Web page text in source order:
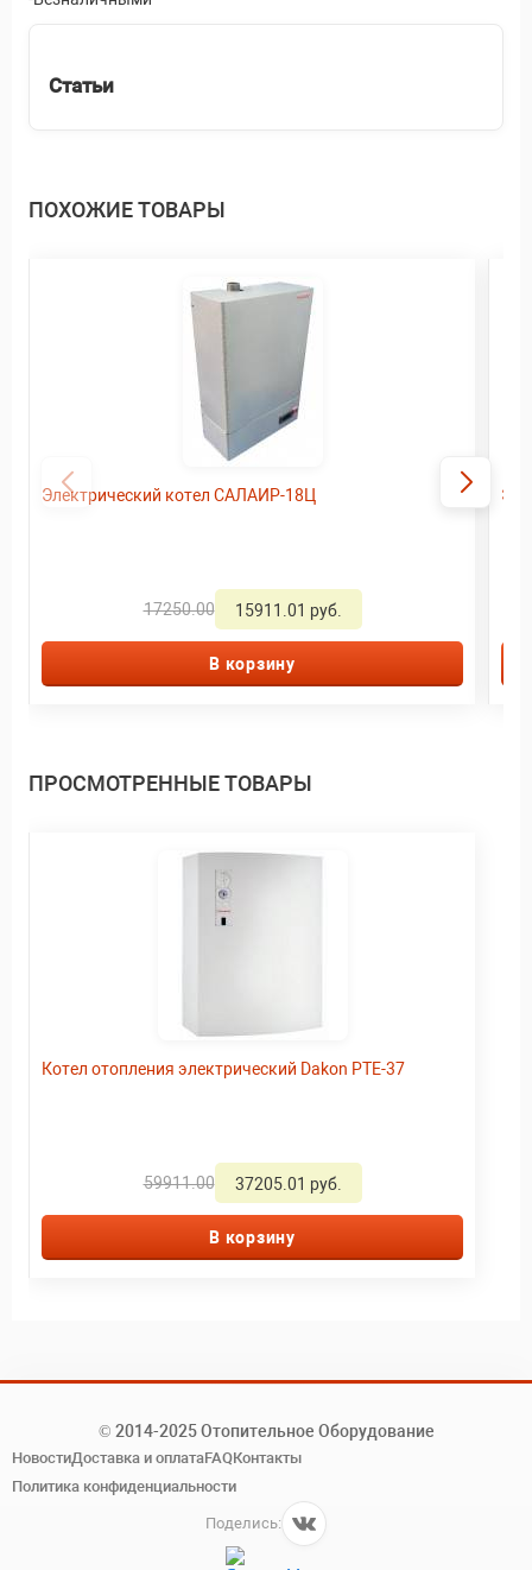
Статьи
ПОХОЖИЕ ТОВАРЫ
Электрический котел САЛАИР-18Ц
17250.00 15911.01 руб.
В корзину
ПРОСМОТРЕННЫЕ ТОВАРЫ
Котел отопления электрический Dakon PTE-37
59911.00 37205.01 руб.
В корзину
© 2014-2025 Отопительное Оборудование
НовостиДоставка и оплатаFAQКонтакты
Политика конфиденциальности
Поделись: